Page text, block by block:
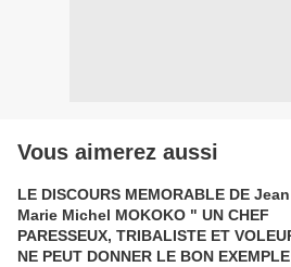
Vous aimerez aussi
LE DISCOURS MEMORABLE DE Jean
Marie Michel MOKOKO " UN CHEF
PARESSEUX, TRIBALISTE ET VOLEUR
NE PEUT DONNER LE BON EXEMPLE